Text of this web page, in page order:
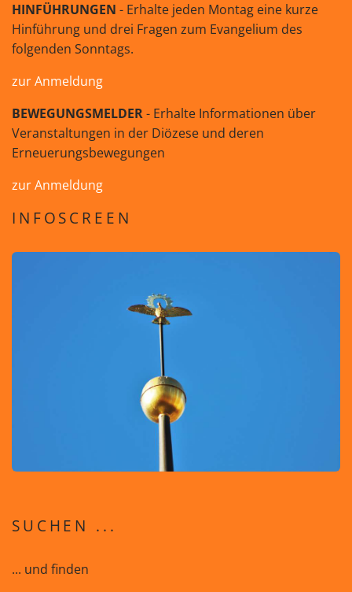
HINFÜHRUNGEN - Erhalte jeden Montag eine kurze
Hinführung und drei Fragen zum Evangelium des
folgenden Sonntags.
zur Anmeldung
BEWEGUNGSMELDER- Erhalte Informationen über
Veranstaltungen in der Diözese und deren
Erneuerungsbewegungen
zur Anmeldung
INFOSCREEN
SUCHEN ...
... und finden